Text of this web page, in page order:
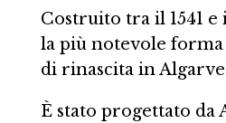
Costruito tra il 1541 e
la più notevole forma
di rinascita in
È stato progettato da